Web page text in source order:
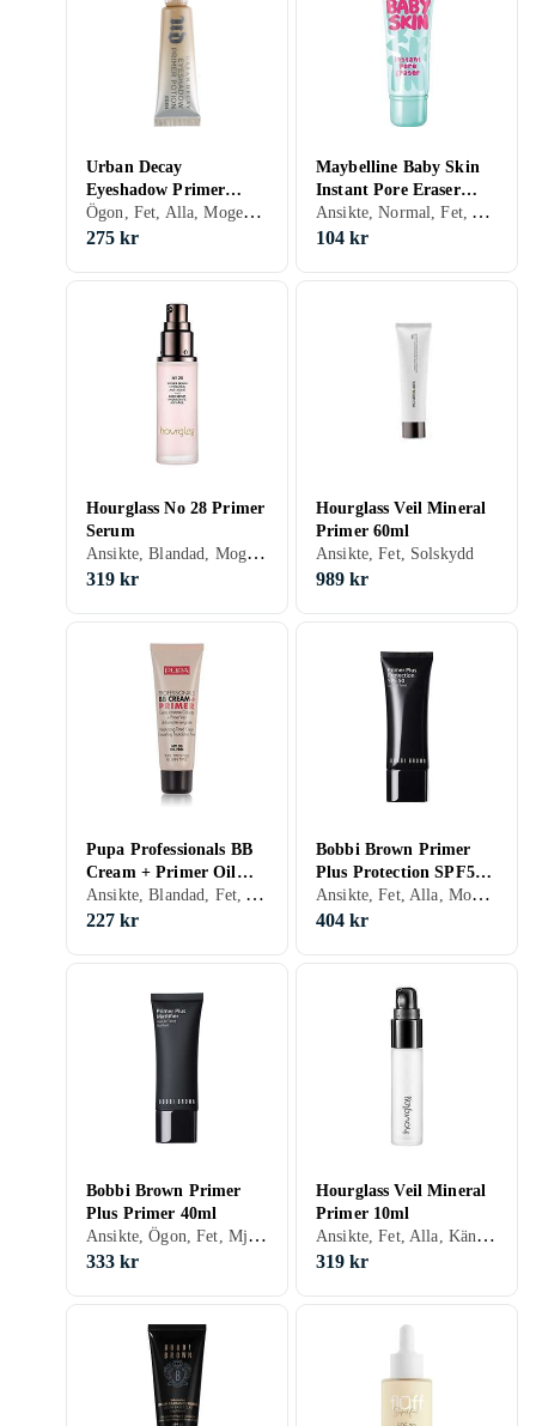
Urban Decay
Eyeshadow Primer
Potion 10ml
Ögon, Fet, Alla, Mogen, Lyster, Motverkar åldrande, Solskydd, Matt, Kräm
275 kr
Maybelline Baby Skin
Instant Pore Eraser
22ml
Ansikte, Normal, Fet, Alla, Mjukgörande, Solskydd, Matt, Porminimering, Kräm
104 kr
Hourglass No 28 Primer
Serum
Ansikte, Blandad, Mogen, Återfuktande, Motverkar åldrande, Solskydd, Matt, Kräm
319 kr
Hourglass Veil Mineral
Primer 60ml
Ansikte, Fet, Solskydd
989 kr
Pupa Professionals BB
Cream + Primer Oil
Free SPF 20 50ml
Ansikte, Blandad, Fet, Alla, Återfuktande, Solskydd, Färgkorrigering, Kräm
227 kr
Bobbi Brown Primer
Plus Protection SPF50
40ml
Ansikte, Fet, Alla, Mogen, Mjukgörande, Solskydd
404 kr
Bobbi Brown Primer
Plus Primer 40ml
Ansikte, Ögon, Fet, Mjukgörande, Återfuktande, Solskydd, Matt, Porminimering, Kräm
333 kr
Hourglass Veil Mineral
Primer 10ml
Ansikte, Fet, Alla, Känslig, Mogen, Anti-redness, Lyster, Motverkar åldrande, Solskydd, Matt, Färgkorrigering, Porminimering, Kräm
319 kr